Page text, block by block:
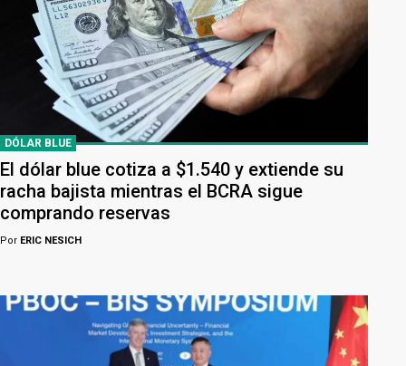
DÓLAR BLUE
El dólar blue cotiza a $1.540 y extiende su
racha bajista mientras el BCRA sigue
comprando reservas
Por ERIC NESICH